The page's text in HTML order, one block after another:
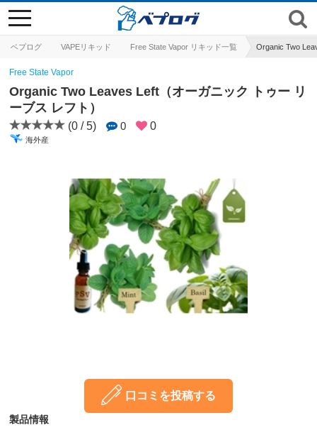
ベプログ VAPEリキッド Free State Vapor リキッド一覧 Organic Two
toggle
navigation
Free State Vapor
Organic Two Leaves Left（オーガニック トゥー リ
ーブス レフト）
(0 / 5) 0 0
海外産
口コミを投稿する
製品情報